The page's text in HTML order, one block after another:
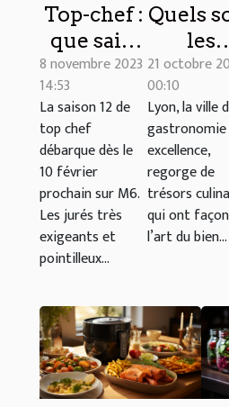
Top-chef :
que sait-
on de la
douzième
saison ?
8 novembre 2023
14:53
La saison 12 de
top chef
débarque dès le
10 février
prochain sur M6.
Les jurés très
exigeants et
pointilleux...
Quels
les
à Lyon ?
21 octobre
00:10
Lyon, la ville
excellence,
regorge de
trésors
qui ont
l’art du bien...